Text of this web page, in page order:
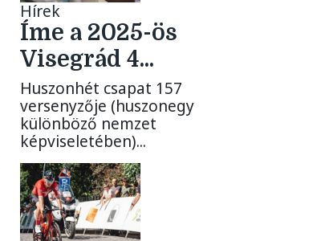
Hírek
Íme a 2025-ös
Visegrád 4...
Huszonhét csapat 157
versenyzője (huszonegy
különböző nemzet
képviseletében)...